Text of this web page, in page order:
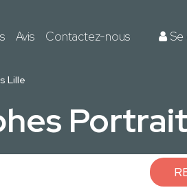
Avis Contactez-nous
Lille